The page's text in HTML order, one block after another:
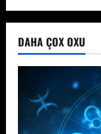
DAHA ÇOX OXU